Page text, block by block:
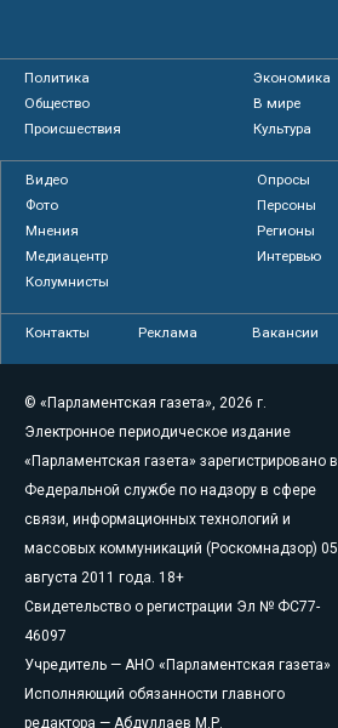
Политика
Экономика
Общество
В мире
Происшествия
Культура
Видео
Опросы
Фото
Персоны
Мнения
Регионы
Медиацентр
Интервью
Колумнисты
Контакты Реклама Вакансии
© «Парламентская газета», 2026 г.
Электронное периодическое издание
«Парламентская газета» зарегистрировано в
Федеральной службе по надзору в сфере
связи, информационных технологий и
массовых коммуникаций (Роскомнадзор) 05
августа 2011 года. 18+
Свидетельство о регистрации Эл № ФС77-
46097
Учредитель — АНО «Парламентская газета»
Исполняющий обязанности главного
редактора — Абдуллаев М.Р.